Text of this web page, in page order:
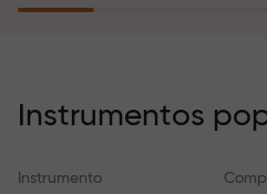
recargar su cuenta.
compensa sus
garantiza triplicar el
tranquilidad: su
Instrumentos
Instrumento